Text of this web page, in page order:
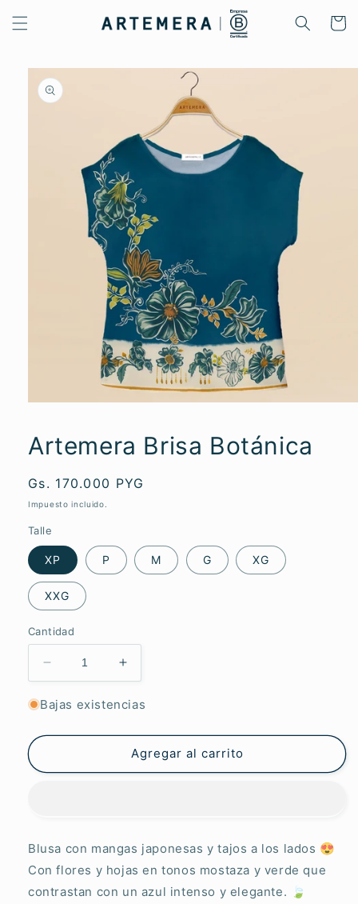
directamente
al contenido
Carrito
directamente
información
1
en
ventana
modal
Artemera Brisa Botánica
Precio
habitual
Gs. 170.000 PYG
Impuesto incluido.
Talle
XP P M G XG
XXG
Cantidad
Reducir
cantidad
para
Brisa
Aumentar
cantidad
para
Brisa
Botánica
Bajas existencias
Agregar al carrito
Blusa con mangas japonesas y tajos a los lados 😍
Con flores y hojas en tonos mostaza y verde que
contrastan con un azul intenso y elegante. 🍃